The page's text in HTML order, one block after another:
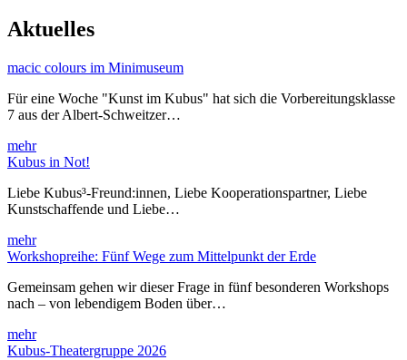
Aktuelles
macic colours im Minimuseum
Für eine Woche "Kunst im Kubus" hat sich die Vorbereitungsklasse
7 aus der Albert-Schweitzer…
mehr
Kubus in Not!
Liebe Kubus³-Freund:innen, Liebe Kooperationspartner, Liebe
Kunstschaffende und Liebe…
mehr
Workshopreihe: Fünf Wege zum Mittelpunkt der Erde
Gemeinsam gehen wir dieser Frage in fünf besonderen Workshops
nach – von lebendigem Boden über…
mehr
Kubus-Theatergruppe 2026